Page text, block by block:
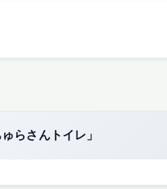
らさんトイレ」